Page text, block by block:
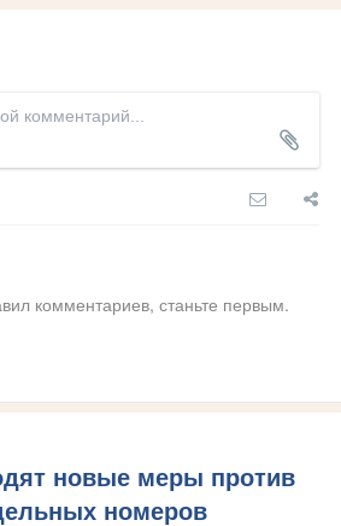
комментариев, станьте первым.
новые меры против
номеров